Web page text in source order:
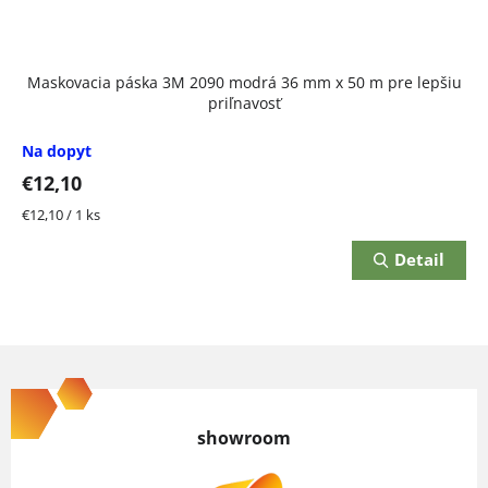
Maskovacia páska 3M 2090 modrá 36 mm x 50 m pre lepšiu
priľnavosť
Na dopyt
€12,10
Jednotková
€12,10 / 1 ks
Detail
á
p
showroom